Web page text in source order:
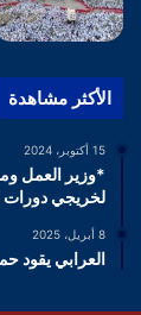
الأكثر مشاهدة
15 أكتوبر، 2024
*وزير العمل
لخريجي دورات
8 أبريل، 2025
العرابي يقود